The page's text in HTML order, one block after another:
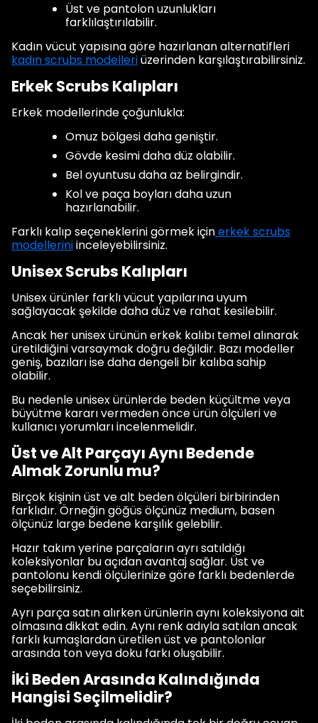
Üst ve pantolon uzunlukları
farklılaştırılabilir.
Kadın vücut yapısına göre hazırlanan alternatifleri
kadın scrubs modelleriüzerinden karşılaştırabilirsiniz.
Erkek Scrubs Kalıpları
Erkek modellerinde çoğunlukla:
Omuz bölgesi daha geniştir.
Gövde kesimi daha düz olabilir.
Bel oyuntusu daha az belirgindir.
Kol ve paça boyları daha uzun
hazırlanabilir.
Farklı kalıp seçeneklerini görmek içinerkek scrubs
modelleriniinceleyebilirsiniz.
Unisex Scrubs Kalıpları
Unisex ürünler farklı vücut yapılarına uyum
sağlayacak şekilde daha düz ve rahat kesilebilir.
Ancak her unisex ürünün erkek kalıbı temel alınarak
üretildiğini varsaymak doğru değildir. Bazı modeller
geniş, bazıları ise daha dengeli bir kalıba sahip
olabilir.
Bu nedenle unisex ürünlerde beden küçültme veya
büyütme kararı vermeden önce ürün ölçüleri ve
kullanıcı yorumları incelenmelidir.
Üst ve Alt Parçayı Aynı Bedende
Almak Zorunlu mu?
Birçok kişinin üst ve alt beden ölçüleri birbirinden
farklıdır. Örneğin göğüs ölçünüz medium, basen
ölçünüz large bedene karşılık gelebilir.
Hazır takım yerine parçaların ayrı satıldığı
koleksiyonlar bu açıdan avantaj sağlar. Üst ve
pantolonu kendi ölçülerinize göre farklı bedenlerde
seçebilirsiniz.
Ayrı parça satın alırken ürünlerin aynı koleksiyona ait
olmasına dikkat edin. Aynı renk adıyla satılan ancak
farklı kumaşlardan üretilen üst ve pantolonlar
arasında ton veya doku farkı oluşabilir.
İki Beden Arasında Kalındığında
Hangisi Seçilmelidir?